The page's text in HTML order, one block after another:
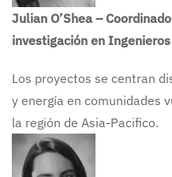
Julian O’Shea –
investigación en
Los proyectos se centran
y energía en comunidades
la región de Asia-Pacifico.